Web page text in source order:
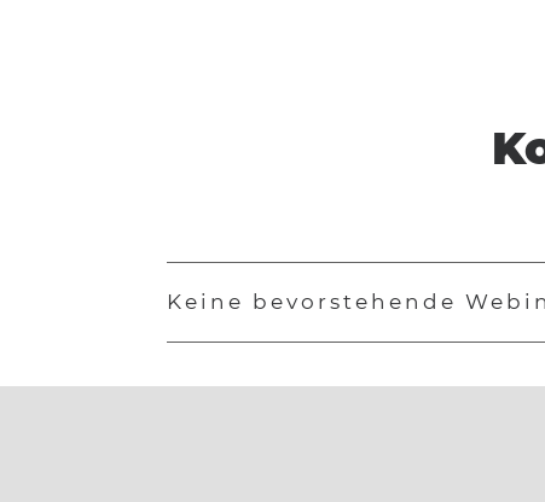
Keine bevorstehende